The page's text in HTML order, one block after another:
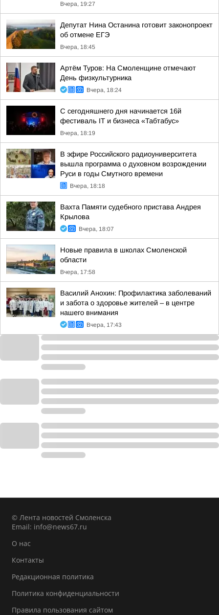
Вчера, 19:27
Депутат Нина Останина готовит законопроект
об отмене ЕГЭ
Вчера, 18:45
Артём Туров: На Смоленщине отмечают
День физкультурника
Вчера, 18:24
С сегодняшнего дня начинается 16й
фестиваль IT и бизнеса «Табтабус»
Вчера, 18:19
В эфире Российского радиоуниверситета
вышла программа о духовном возрождении
Руси в годы Смутного времени
Вчера, 18:18
Вахта Памяти судебного пристава Андрея
Крылова
Вчера, 18:07
Новые правила в школах Смоленской
области
Вчера, 17:58
Василий Анохин: Профилактика заболеваний
и забота о здоровье жителей – в центре
нашего внимания
Вчера, 17:43
© Лента новостей Смоленска
Email: info@news67.ru
О нас
Контакты
Редакционная политика
Политика конфиденциальности
Правила пользования сайтом